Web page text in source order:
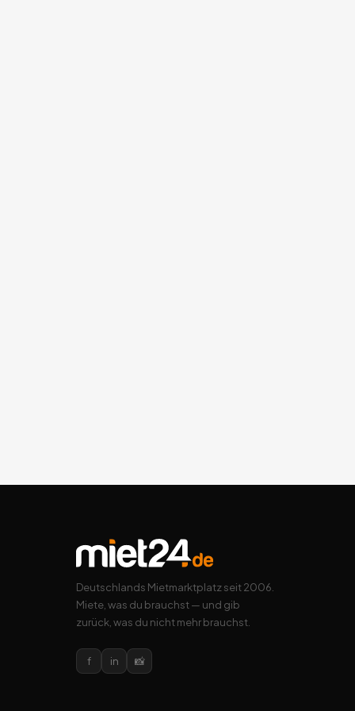
Deutschlands Mietmarktplatz seit 2006.
Miete, was du brauchst — und gib
zurück, was du nicht mehr brauchst.
f in 📸